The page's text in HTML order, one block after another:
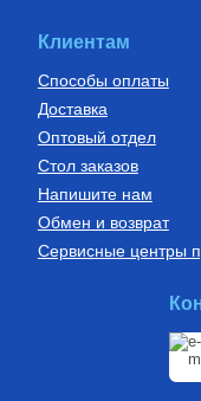
400Руб.
Купить
Клиентам
Способы оплаты
Доставка
Оптовый отдел
Стол заказов
Напишите нам
Обмен и возврат
Сервисные центры